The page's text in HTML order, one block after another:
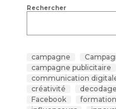
Rechercher
campagne
campagne publicitaire
communication
créativité
Facebook
formation